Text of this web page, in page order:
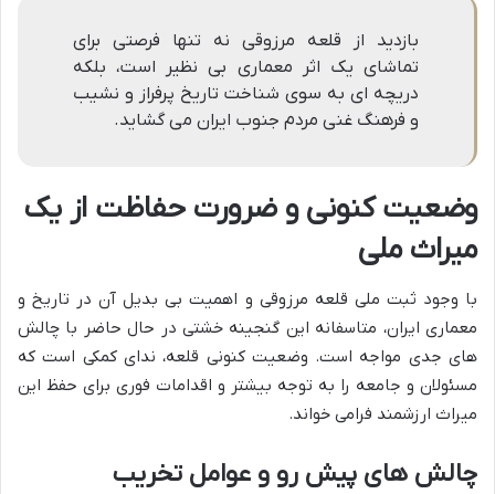
بازدید از قلعه مرزوقی نه تنها فرصتی برای
تماشای یک اثر معماری بی نظیر است، بلکه
دریچه ای به سوی شناخت تاریخ پرفراز و نشیب
و فرهنگ غنی مردم جنوب ایران می گشاید.
وضعیت کنونی و ضرورت حفاظت از یک
میراث ملی
با وجود ثبت ملی قلعه مرزوقی و اهمیت بی بدیل آن در تاریخ و
معماری ایران، متاسفانه این گنجینه خشتی در حال حاضر با چالش
های جدی مواجه است. وضعیت کنونی قلعه، ندای کمکی است که
مسئولان و جامعه را به توجه بیشتر و اقدامات فوری برای حفظ این
میراث ارزشمند فرامی خواند.
چالش های پیش رو و عوامل تخریب